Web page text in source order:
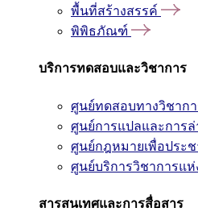
พื้นที่สร้างสรรค์
พิพิธภัณฑ์
บริการทดสอบและวิชาการ
ศูนย์ทดสอบทางวิชาก
ศูนย์การแปลและการล่
ศูนย์กฎหมายเพื่อประ
ศูนย์บริการวิชาการแ
สารสนเทศและการสื่อสาร